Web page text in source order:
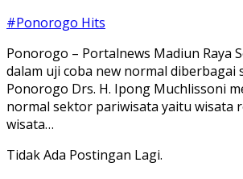
#Ponorogo Hits
Ponorogo – Portalnews Madiun Raya
dalam uji coba new normal diberbagai
Ponorogo Drs. H. Ipong Muchlissoni
normal sektor pariwisata yaitu wisata
wisata…
Tidak Ada Postingan Lagi.